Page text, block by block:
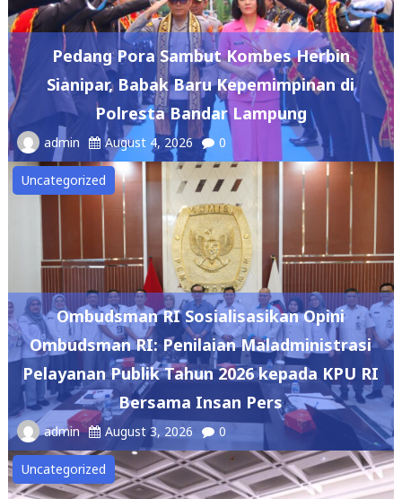
Pedang Pora Sambut Kombes Herbin
Sianipar, Babak Baru Kepemimpinan di
Polresta Bandar Lampung
admin August 4, 2026 0
Uncategorized
Ombudsman RI Sosialisasikan Opini
Ombudsman RI: Penilaian Maladministrasi
Pelayanan Publik Tahun 2026 kepada KPU RI
Bersama Insan Pers
admin August 3, 2026 0
Uncategorized